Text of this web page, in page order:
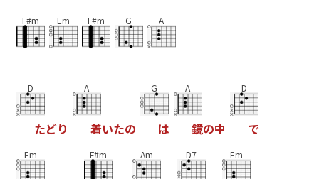
F#m Em F#m G A
D
たどり
A
着いたの
G
は
A
鏡の中
D
で
Em F#m Am D7 Em